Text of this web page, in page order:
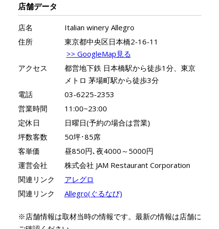
店舗データ
店名
Italian winery Allegro
住所
東京都中央区日本橋2-16-11
>> GoogleMap見る
アクセス
都営地下鉄 日本橋駅から徒歩1分、東京
メトロ 茅場町駅から徒歩3分
電話
03-6225-2353
営業時間
11:00~23:00
定休日
日曜日(予約の場合は営業)
坪数客数
50坪･85席
客単価
昼850円､夜4000～5000円
運営会社
株式会社 JAM Restaurant Corporation
関連リンク
アレグロ
関連リンク
Allegro(ぐるなび)
※店舗情報は取材当時の情報です。最新の情報は店舗に